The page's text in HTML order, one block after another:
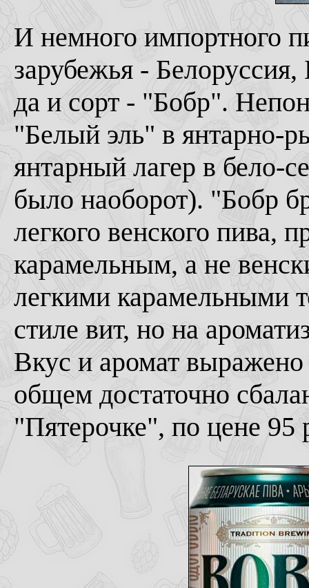
И немного импортного
зарубежья -
да и сорт - "Бобр".
"Белый эль" в янтарно-
янтарный лагер в бело-
было наоборот). "Бобр
легкого венского пива,
карамельным, а не
легкими карамельными
стиле вит, но на
Вкус и аромат
общем достаточно
"Пятерочке", по цене 95